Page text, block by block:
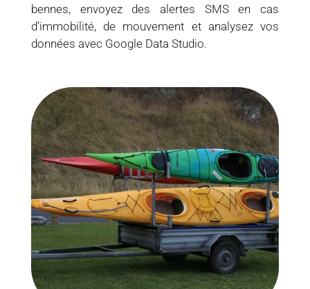
bennes, envoyez des alertes SMS en cas
d’immobilité, de mouvement et analysez vos
données avec Google Data Studio.